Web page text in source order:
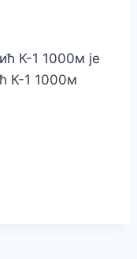
К-1 1000м је
К-1 1000м